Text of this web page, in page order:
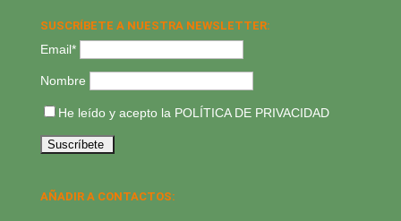
SUSCRÍBETE A NUESTRA NEWSLETTER:
Email*
Nombre
He leído y acepto la POLÍTICA DE PRIVACIDAD
AÑADIR A CONTACTOS: